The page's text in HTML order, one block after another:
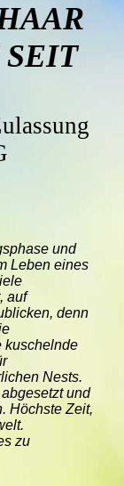
und
Leben eines
auf
denn
kuschelnde
Nests.
und
Höchste Zeit,
zu